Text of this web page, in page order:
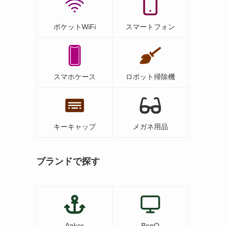
ポケットWiFi スマートフォン
スマホケース ロボット掃除機
キーキャップ メガネ用品
ブランドで探す